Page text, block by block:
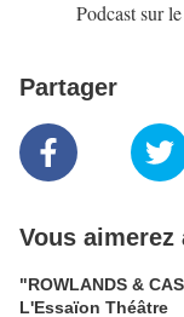
Podcast sur
Partager
Vous aimerez
"ROWLANDS &
L'Essaïon Théâtre